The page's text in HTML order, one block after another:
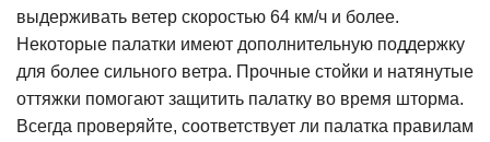
выдерживать ветер скоростью 64 км/ч и более.
Некоторые палатки имеют дополнительную поддержку
для более сильного ветра. Прочные стойки и натянутые
оттяжки помогают защитить палатку во время шторма.
Всегда проверяйте, соответствует ли палатка правилам